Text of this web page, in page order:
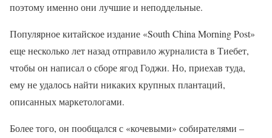
поэтому именно они лучшие и неподдельные.
Популярное китайское издание «South China Morning Post»
еще несколько лет назад отправило журналиста в Тиебет,
чтобы он написал о сборе ягод Годжи. Но, приехав туда,
ему не удалось найти никаких крупных плантаций,
описанных маркетологами.
Более того, он пообщался с «кочевыми» собирателями –